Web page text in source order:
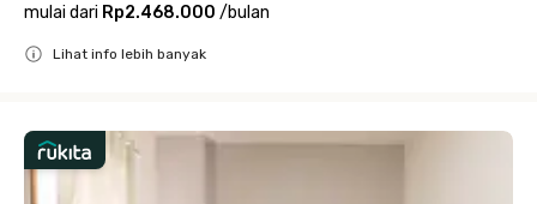
mulai dari Rp2.468.000 /bulan
Lihat info lebih banyak